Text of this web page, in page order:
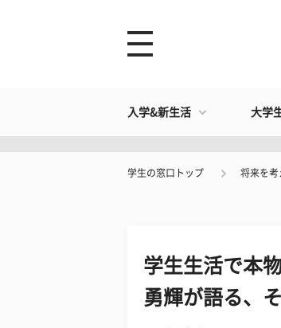
入学&新生活 大学
学生の窓口トップ 将来を考
学生生活で本
勇輝が語る、